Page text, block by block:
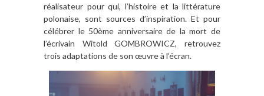
réalisateur pour qui, l’histoire et la littérature
polonaise, sont sources d’inspiration. Et pour
célébrer le 50ème anniversaire de la mort de
l’écrivain Witold GOMBROWICZ, retrouvez
trois adaptations de son œuvre à l’écran.